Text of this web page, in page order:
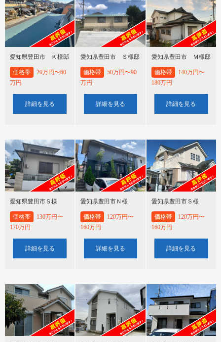
愛知県豊田市 Ｋ様邸
価格帯
20万円〜60
万円
詳細を見る
愛知県豊田市 Ｓ様邸
価格帯
50万円〜90
万円
詳細を見る
愛知県豊田市 Ｍ様邸
価格帯
140万円〜
180万円
詳細を見る
愛知県豊田市Ｓ様
価格帯
130万円〜
170万円
詳細を見る
愛知県豊田市Ｎ様
価格帯
120万円〜
160万円
詳細を見る
愛知県豊田市Ｓ様
価格帯
120万円〜
160万円
詳細を見る